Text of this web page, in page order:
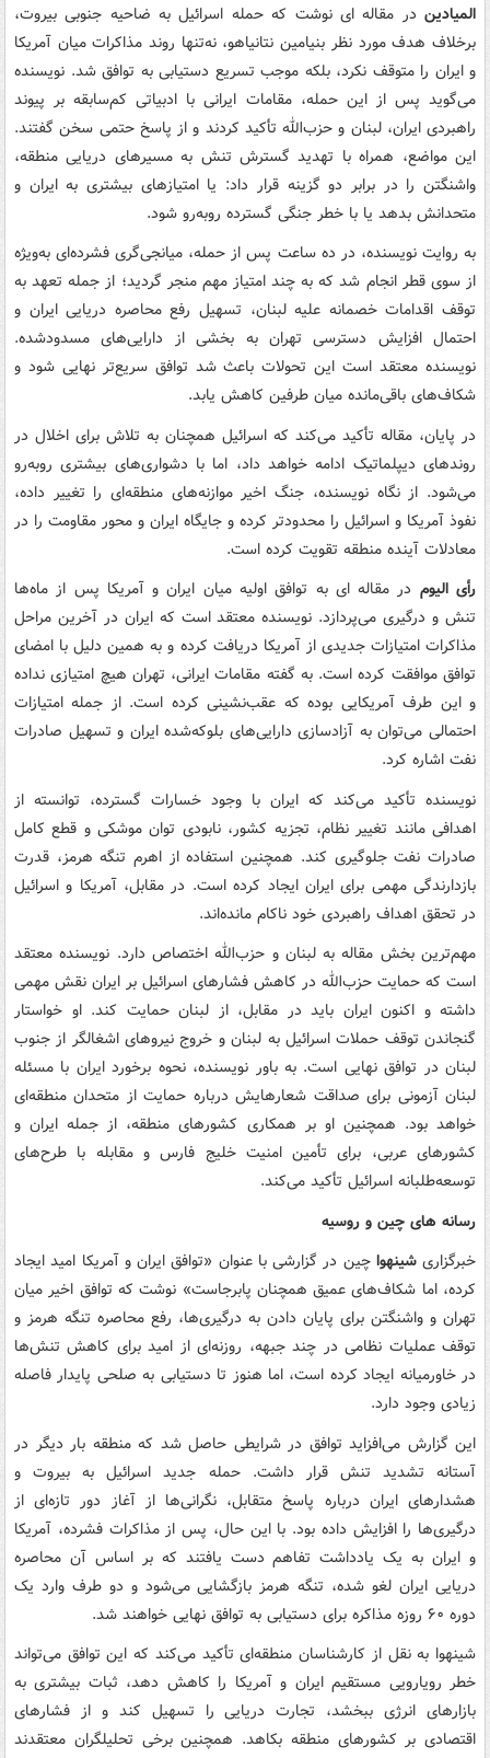
المیادین در مقاله ای نوشت که حمله اسرائیل به ضاحیه جنوبی بیروت،
برخلاف هدف مورد نظر بنیامین نتانیاهو، نه‌تنها روند مذاکرات میان آمریکا
و ایران را متوقف نکرد، بلکه موجب تسریع دستیابی به توافق شد. نویسنده
می‌گوید پس از این حمله، مقامات ایرانی با ادبیاتی کم‌سابقه بر پیوند
راهبردی ایران، لبنان و حزب‌الله تأکید کردند و از پاسخ حتمی سخن گفتند.
این مواضع، همراه با تهدید گسترش تنش به مسیرهای دریایی منطقه،
واشنگتن را در برابر دو گزینه قرار داد: یا امتیازهای بیشتری به ایران و
متحدانش بدهد یا با خطر جنگی گسترده روبه‌رو شود.
به روایت نویسنده، در ده ساعت پس از حمله، میانجی‌گری فشرده‌ای به‌ویژه
از سوی قطر انجام شد که به چند امتیاز مهم منجر گردید؛ از جمله تعهد به
توقف اقدامات خصمانه علیه لبنان، تسهیل رفع محاصره دریایی ایران و
احتمال افزایش دسترسی تهران به بخشی از دارایی‌های مسدودشده.
نویسنده معتقد است این تحولات باعث شد توافق سریع‌تر نهایی شود و
شکاف‌های باقی‌مانده میان طرفین کاهش یابد.
در پایان، مقاله تأکید می‌کند که اسرائیل همچنان به تلاش برای اخلال در
روندهای دیپلماتیک ادامه خواهد داد، اما با دشواری‌های بیشتری روبه‌رو
می‌شود. از نگاه نویسنده، جنگ اخیر موازنه‌های منطقه‌ای را تغییر داده،
نفوذ آمریکا و اسرائیل را محدودتر کرده و جایگاه ایران و محور مقاومت را در
معادلات آینده منطقه تقویت کرده است.
رأی الیوم در مقاله ای به توافق اولیه میان ایران و آمریکا پس از ماه‌ها
تنش و درگیری می‌پردازد. نویسنده معتقد است که ایران در آخرین مراحل
مذاکرات امتیازات جدیدی از آمریکا دریافت کرده و به همین دلیل با امضای
توافق موافقت کرده است. به گفته مقامات ایرانی، تهران هیچ امتیازی نداده
و این طرف آمریکایی بوده که عقب‌نشینی کرده است. از جمله امتیازات
احتمالی می‌توان به آزادسازی دارایی‌های بلوکه‌شده ایران و تسهیل صادرات
نفت اشاره کرد.
نویسنده تأکید می‌کند که ایران با وجود خسارات گسترده، توانسته از
اهدافی مانند تغییر نظام، تجزیه کشور، نابودی توان موشکی و قطع کامل
صادرات نفت جلوگیری کند. همچنین استفاده از اهرم تنگه هرمز، قدرت
بازدارندگی مهمی برای ایران ایجاد کرده است. در مقابل، آمریکا و اسرائیل
در تحقق اهداف راهبردی خود ناکام مانده‌اند.
مهم‌ترین بخش مقاله به لبنان و حزب‌الله اختصاص دارد. نویسنده معتقد
است که حمایت حزب‌الله در کاهش فشارهای اسرائیل بر ایران نقش مهمی
داشته و اکنون ایران باید در مقابل، از لبنان حمایت کند. او خواستار
گنجاندن توقف حملات اسرائیل به لبنان و خروج نیروهای اشغالگر از جنوب
لبنان در توافق نهایی است. به باور نویسنده، نحوه برخورد ایران با مسئله
لبنان آزمونی برای صداقت شعارهایش درباره حمایت از متحدان منطقه‌ای
خواهد بود. همچنین او بر همکاری کشورهای منطقه، از جمله ایران و
کشورهای عربی، برای تأمین امنیت خلیج فارس و مقابله با طرح‌های
توسعه‌طلبانه اسرائیل تأکید می‌کند.
رسانه های چین و روسیه
خبرگزاریشینهوا چین در گزارشی با عنوان «توافق ایران و آمریکا امید ایجاد
کرده، اما شکاف‌های عمیق همچنان پابرجاست» نوشت که توافق اخیر میان
تهران و واشنگتن برای پایان دادن به درگیری‌ها، رفع محاصره تنگه هرمز و
توقف عملیات نظامی در چند جبهه، روزنه‌ای از امید برای کاهش تنش‌ها
در خاورمیانه ایجاد کرده است، اما هنوز تا دستیابی به صلحی پایدار فاصله
زیادی وجود دارد.
این گزارش می‌افزاید توافق در شرایطی حاصل شد که منطقه بار دیگر در
آستانه تشدید تنش قرار داشت. حمله جدید اسرائیل به بیروت و
هشدارهای ایران درباره پاسخ متقابل، نگرانی‌ها از آغاز دور تازه‌ای از
درگیری‌ها را افزایش داده بود. با این حال، پس از مذاکرات فشرده، آمریکا
و ایران به یک یادداشت تفاهم دست یافتند که بر اساس آن محاصره
دریایی ایران لغو شده، تنگه هرمز بازگشایی می‌شود و دو طرف وارد یک
دوره ۶۰ روزه مذاکره برای دستیابی به توافق نهایی خواهند شد.
شینهوا به نقل از کارشناسان منطقه‌ای تأکید می‌کند که این توافق می‌تواند
خطر رویارویی مستقیم ایران و آمریکا را کاهش دهد، ثبات بیشتری به
بازارهای انرژی ببخشد، تجارت دریایی را تسهیل کند و از فشارهای
اقتصادی بر کشورهای منطقه بکاهد. همچنین برخی تحلیلگران معتقدند